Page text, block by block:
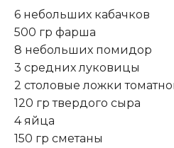
6 небольших кабачков
500 гр фарша
8 небольших помидор
3 средних луковицы
2 столовые ложки
120 гр твердого сыра
4 яйца
150 гр сметаны